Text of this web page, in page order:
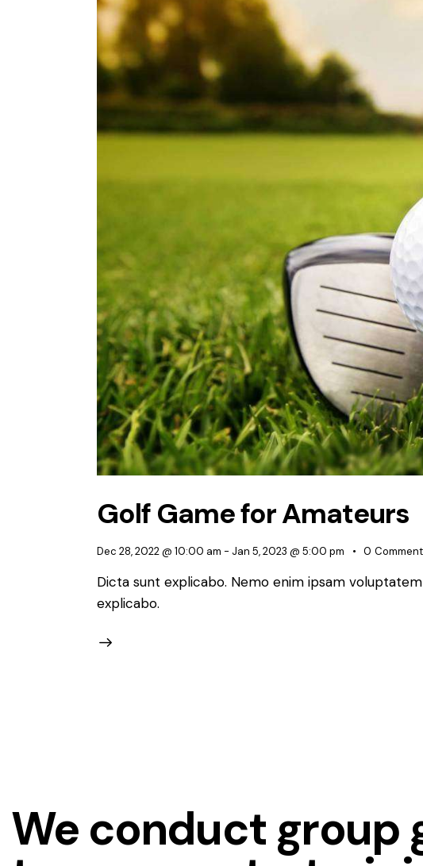
Golf Game for Amateurs
Dec 28, 2022 @ 10:00 am - Jan 5, 2023 @ 5:00 pm 0
Dicta sunt explicabo. Nemo enim ipsam
explicabo.
We conduct group